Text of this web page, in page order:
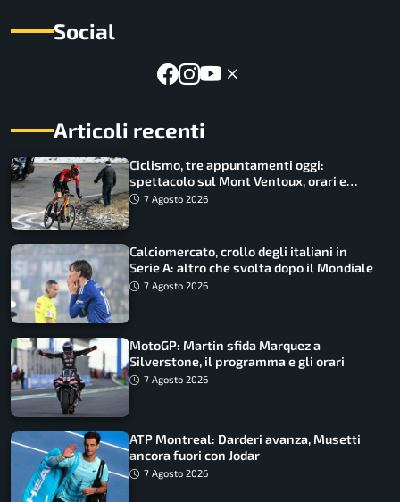
Social
Articoli recenti
Ciclismo, tre appuntamenti oggi:
spettacolo sul Mont Ventoux, orari e
come vederli
7 Agosto 2026
Calciomercato, crollo degli italiani in
Serie A: altro che svolta dopo il Mondiale
7 Agosto 2026
MotoGP: Martin sfida Marquez a
Silverstone, il programma e gli orari
7 Agosto 2026
ATP Montreal: Darderi avanza, Musetti
ancora fuori con Jodar
7 Agosto 2026